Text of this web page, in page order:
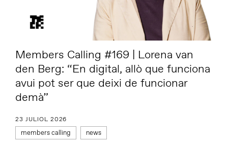
Members Calling #169 | Lorena van
den Berg: “En digital, allò que funciona
avui pot ser que deixi de funcionar
demà”
23 JULIOL 2026
members calling news